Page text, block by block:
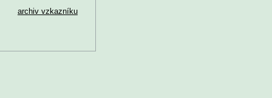
archiv vzkazníku